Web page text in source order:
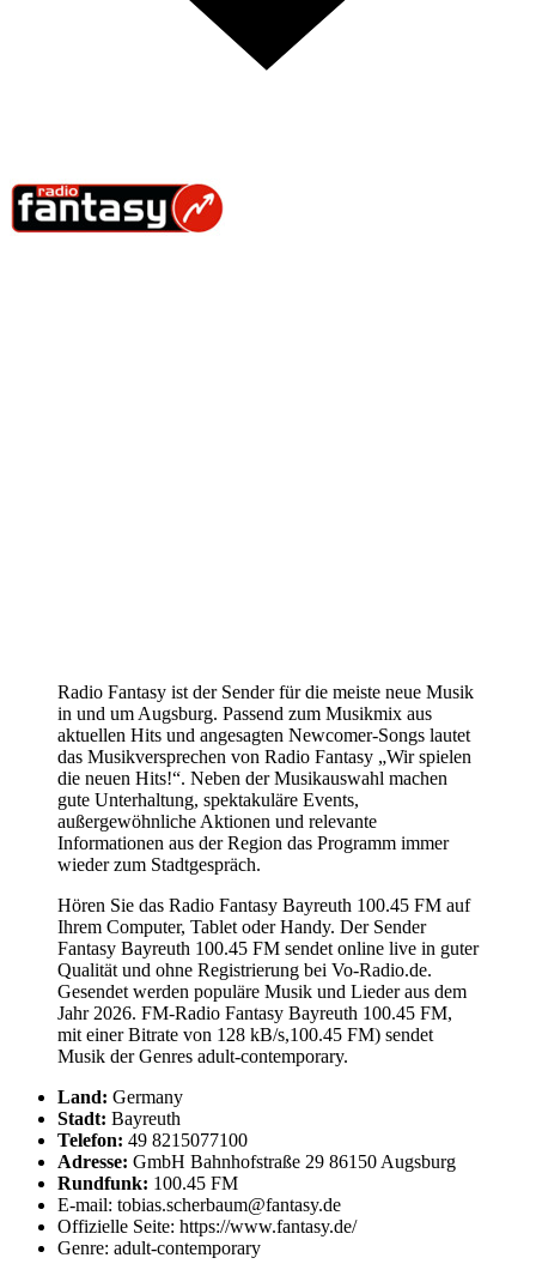
Radio Fantasy ist der Sender für die meiste neue Musik
in und um Augsburg. Passend zum Musikmix aus
aktuellen Hits und angesagten Newcomer-Songs lautet
das Musikversprechen von Radio Fantasy „Wir spielen
die neuen Hits!“. Neben der Musikauswahl machen
gute Unterhaltung, spektakuläre Events,
außergewöhnliche Aktionen und relevante
Informationen aus der Region das Programm immer
wieder zum Stadtgespräch.
Hören Sie das Radio Fantasy Bayreuth 100.45 FM auf
Ihrem Computer, Tablet oder Handy. Der Sender
Fantasy Bayreuth 100.45 FM sendet online live in guter
Qualität und ohne Registrierung bei Vo-Radio.de.
Gesendet werden populäre Musik und Lieder aus dem
Jahr 2026. FM-Radio Fantasy Bayreuth 100.45 FM,
mit einer Bitrate von 128 kB/s,100.45 FM) sendet
Musik der Genres adult-contemporary.
Land: Germany
Stadt: Bayreuth
Telefon: 49 8215077100
Adresse: GmbH Bahnhofstraße 29 86150 Augsburg
Rundfunk: 100.45 FM
E-mail: tobias.scherbaum@fantasy.de
Offizielle Seite: https://www.fantasy.de/
Genre: adult-contemporary